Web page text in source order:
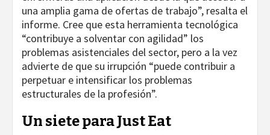
una amplia gama de ofertas de trabajo”, resalta el
informe. Cree que esta herramienta tecnológica
“contribuye a solventar con agilidad” los
problemas asistenciales del sector, pero a la vez
advierte de que su irrupción “puede contribuir a
perpetuar e intensificar los problemas
estructurales de la profesión”.
Un siete para Just Eat